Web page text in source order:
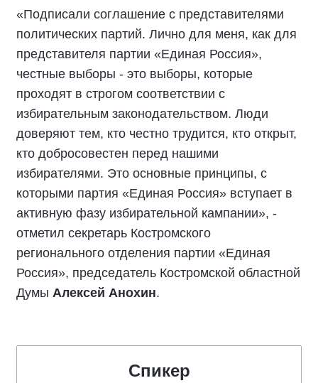
«Подписали соглашение с представителями
политических партий. Лично для меня, как для
представителя партии «Единая Россия»,
честные выборы - это выборы, которые
проходят в строгом соответствии с
избирательным законодательством. Люди
доверяют тем, кто честно трудится, кто открыт,
кто добросовестен перед нашими
избирателями. Это основные принципы, с
которыми партия «Единая Россия» вступает в
активную фазу избирательной кампании», -
отметил секретарь Костромского
регионального отделения партии «Единая
Россия», председатель Костромской областной
Думы Алексей Анохин.
Спикер